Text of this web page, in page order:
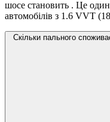
шосе становить . Це один
автомобілів з 1.6 VVT
Скільки пального